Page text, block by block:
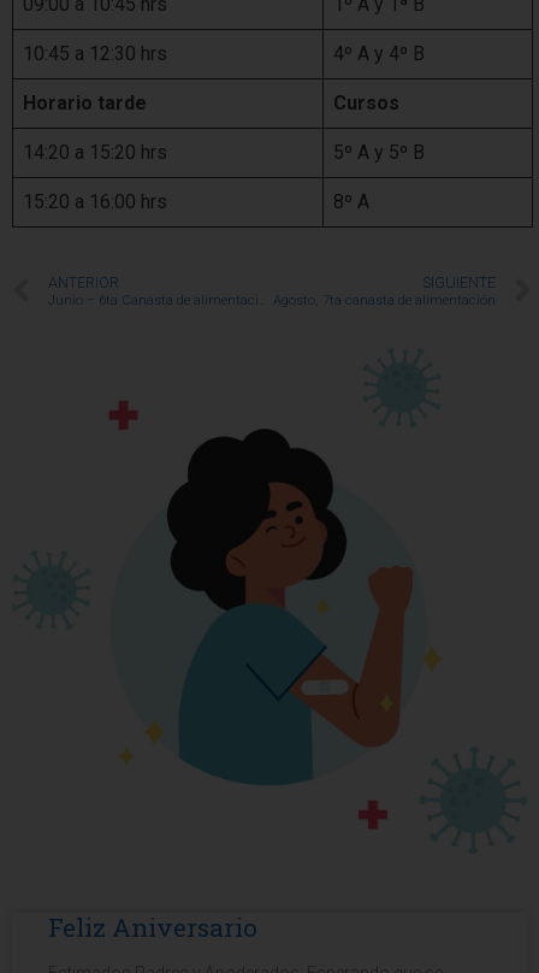
10:45 a 12:30 hrs 4º A y 4º B
Horario tarde Cursos
14:20 a 15:20 hrs 5º A y 5º B
15:20 a 16:00 hrs 8º A
ANTERIOR
Junio – 6ta Canasta de alimentación
SIGUIENTE
Agosto, 7ta canasta de alimentación
Feliz Aniversario